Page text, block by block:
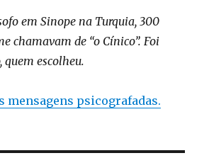
em Sinope na Turquia, 300
chamavam de “o Cínico”. Foi
quem escolheu.
mensagens psicografadas.